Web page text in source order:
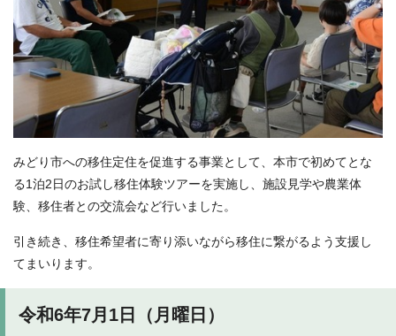
みどり市への移住定住を促進する事業として、本市で初めてとな
る1泊2日のお試し移住体験ツアーを実施し、施設見学や農業体
験、移住者との交流会など行いました。
引き続き、移住希望者に寄り添いながら移住に繋がるよう支援し
てまいります。
令和6年7月1日（月曜日）